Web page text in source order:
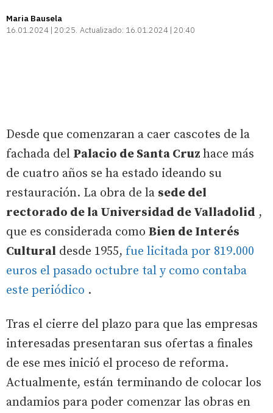
Maria Bausela
16.01.2024 | 20:25 Actualizado: 16.01.2024 | 20:40
Desde que comenzaran a caer cascotes de la
fachada del Palacio de Santa Cruz hace más
de cuatro años se ha estado ideando su
restauración. La obra de la sede del
rectorado de la Universidad de Valladolid ,
que es considerada como Bien de Interés
Cultural desde 1955, fue licitada por 819.000
euros el pasado octubre tal y como contaba
este periódico .
Tras el cierre del plazo para que las empresas
interesadas presentaran sus ofertas a finales
de ese mes inició el proceso de reforma.
Actualmente, están terminando de colocar los
andamios para poder comenzar las obras en